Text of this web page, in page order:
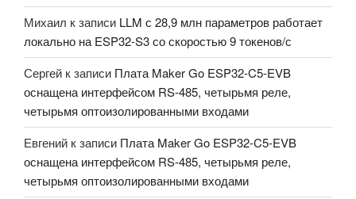
Михаил к записи LLM с 28,9 млн параметров работает
локально на ESP32-S3 со скоростью 9 токенов/с
Сергей к записи Плата Maker Go ESP32-C5-EVB
оснащена интерфейсом RS-485, четырьмя реле,
четырьмя оптоизолированными входами
Евгений к записи Плата Maker Go ESP32-C5-EVB
оснащена интерфейсом RS-485, четырьмя реле,
четырьмя оптоизолированными входами